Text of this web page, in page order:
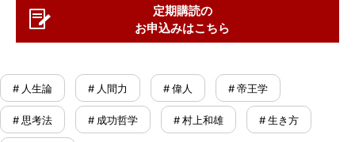
定期購読の
お申込みはこちら
# 人生論 # 人間力 # 偉人 # 帝王学
# 思考法 # 成功哲学 # 村上和雄 # 生き方